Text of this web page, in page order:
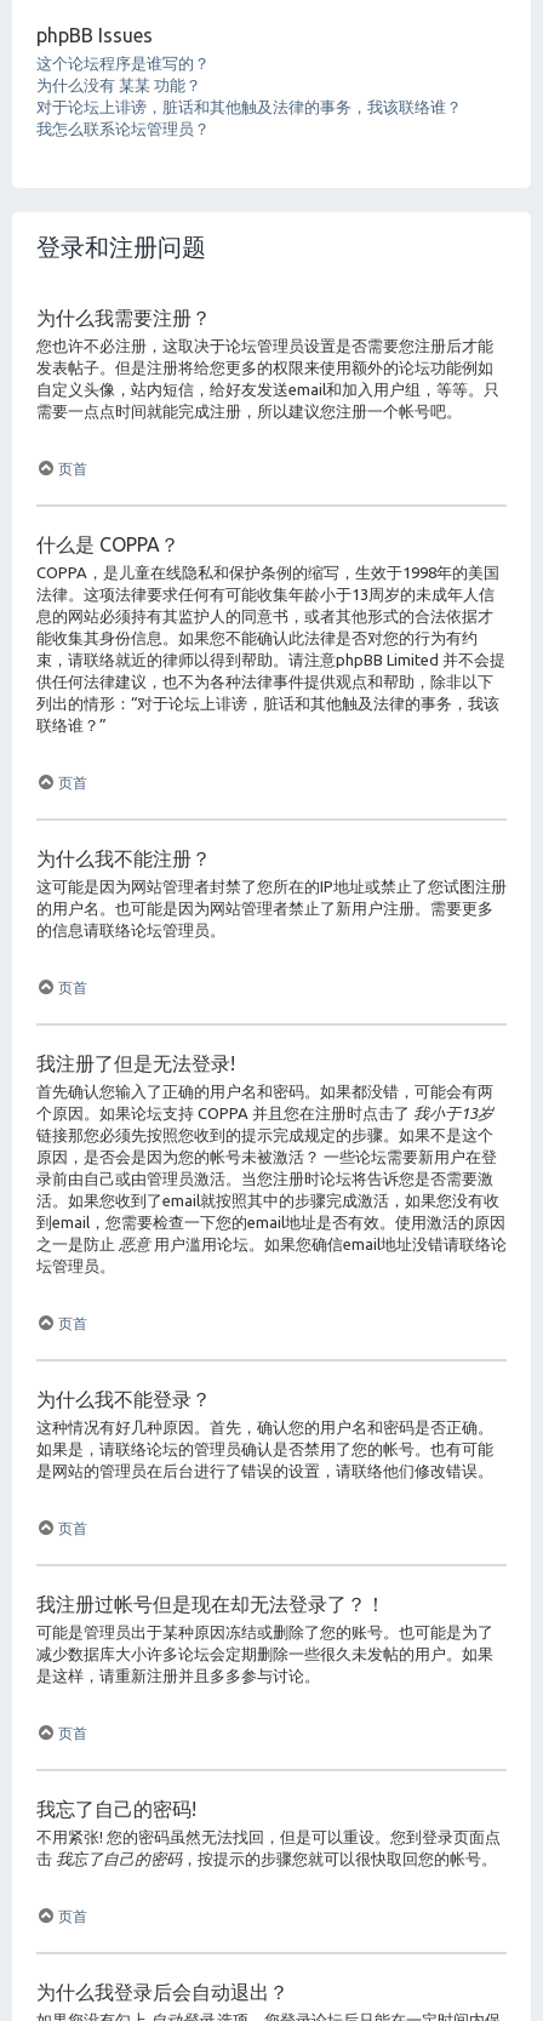
phpBB Issues
这个论坛程序是谁写的？
为什么没有 某某 功能？
对于论坛上诽谤，脏话和其他触及法律的事务，我该联络谁？
我怎么联系论坛管理员？
登录和注册问题
为什么我需要注册？
您也许不必注册，这取决于论坛管理员设置是否需要您注册后才能
发表帖子。但是注册将给您更多的权限来使用额外的论坛功能例如
自定义头像，站内短信，给好友发送email和加入用户组，等等。只
需要一点点时间就能完成注册，所以建议您注册一个帐号吧。
页首
什么是 COPPA？
COPPA，是儿童在线隐私和保护条例的缩写，生效于1998年的美国
法律。这项法律要求任何有可能收集年龄小于13周岁的未成年人信
息的网站必须持有其监护人的同意书，或者其他形式的合法依据才
能收集其身份信息。如果您不能确认此法律是否对您的行为有约
束，请联络就近的律师以得到帮助。请注意phpBB Limited 并不会提
供任何法律建议，也不为各种法律事件提供观点和帮助，除非以下
列出的情形：“对于论坛上诽谤，脏话和其他触及法律的事务，我该
联络谁？”
页首
为什么我不能注册？
这可能是因为网站管理者封禁了您所在的IP地址或禁止了您试图注册
的用户名。也可能是因为网站管理者禁止了新用户注册。需要更多
的信息请联络论坛管理员。
页首
我注册了但是无法登录!
首先确认您输入了正确的用户名和密码。如果都没错，可能会有两
个原因。如果论坛支持 COPPA 并且您在注册时点击了 我小于13岁
链接那您必须先按照您收到的提示完成规定的步骤。如果不是这个
原因，是否会是因为您的帐号未被激活？ 一些论坛需要新用户在登
录前由自己或由管理员激活。当您注册时论坛将告诉您是否需要激
活。如果您收到了email就按照其中的步骤完成激活，如果您没有收
到email，您需要检查一下您的email地址是否有效。使用激活的原因
之一是防止 恶意用户滥用论坛。如果您确信email地址没错请联络论
坛管理员。
页首
为什么我不能登录？
这种情况有好几种原因。首先，确认您的用户名和密码是否正确。
如果是，请联络论坛的管理员确认是否禁用了您的帐号。也有可能
是网站的管理员在后台进行了错误的设置，请联络他们修改错误。
页首
我注册过帐号但是现在却无法登录了？！
可能是管理员出于某种原因冻结或删除了您的账号。也可能是为了
减少数据库大小许多论坛会定期删除一些很久未发帖的用户。如果
是这样，请重新注册并且多多参与讨论。
页首
我忘了自己的密码!
不用紧张! 您的密码虽然无法找回，但是可以重设。您到登录页面点
击 我忘了自己的密码，按提示的步骤您就可以很快取回您的帐号。
页首
为什么我登录后会自动退出？